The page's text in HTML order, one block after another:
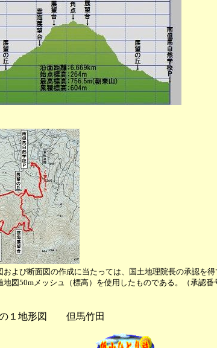
および断面図の作成に当たっては、国土地理院長の承認を
地図50mメッシュ（標高）を使用したものである。（承認
の１地形図 但馬竹田